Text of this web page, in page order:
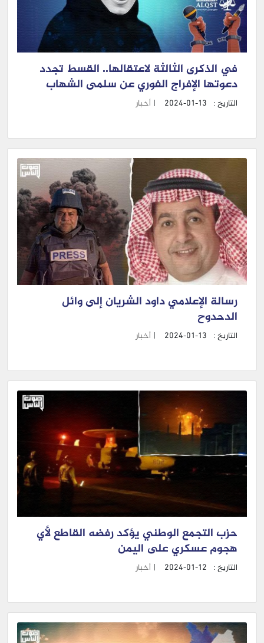
في الذكرى الثالثة لاعتقالها.. القسط تجدد
دعوتها الإفراج الفوري عن سلمى الشهاب
التاريخ : 2024-01-13
| أخبار
رسالة الإعلامي داود الشريان إلى وائل
الدحدوح
التاريخ : 2024-01-13
| أخبار
حزب التجمع الوطني يؤكد رفضه القاطع لأي
هجوم عسكري على اليمن
التاريخ : 2024-01-12
| أخبار